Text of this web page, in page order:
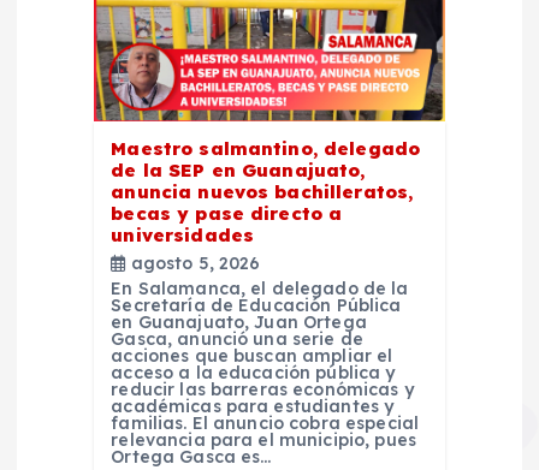
Maestro salmantino, delegado
de la SEP en Guanajuato,
anuncia nuevos bachilleratos,
becas y pase directo a
universidades
agosto 5, 2026
En Salamanca, el delegado de la
Secretaría de Educación Pública
en Guanajuato, Juan Ortega
Gasca, anunció una serie de
acciones que buscan ampliar el
acceso a la educación pública y
reducir las barreras económicas y
académicas para estudiantes y
familias. El anuncio cobra especial
relevancia para el municipio, pues
Ortega Gasca es…